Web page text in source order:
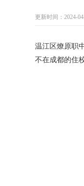
更新时间：2024-
温江区燎原职
不在成都的住